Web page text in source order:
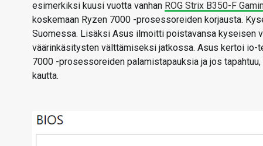
esimerkiksi kuusi vuotta vanhan ROG Strix B350-F
koskemaan Ryzen 7000 -prosessoreiden korjausta.
Suomessa. Lisäksi Asus ilmoitti poistavansa kyseisen
väärinkäsitysten välttämiseksi jatkossa. Asus kertoi
7000 -prosessoreiden palamistapauksia ja jos
kautta.